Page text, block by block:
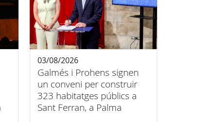
Galmés i Prohens signen
un conveni per construir
323 habitatges públics a
Sant Ferran, a Palma
03/08/2026